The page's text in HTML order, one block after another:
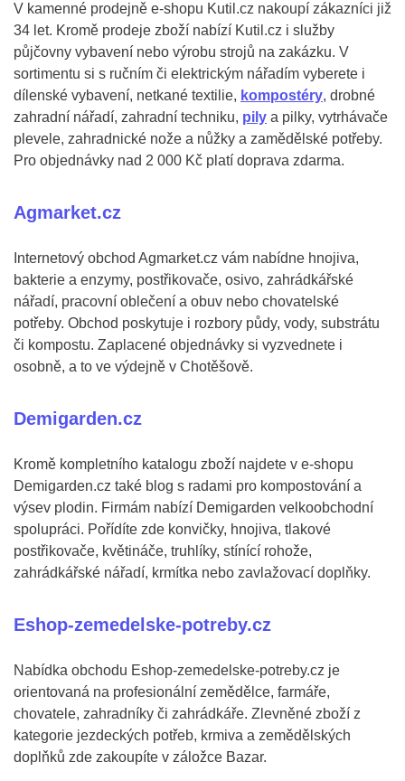
V kamenné prodejně e-shopu Kutil.cz nakoupí zákazníci již
34 let. Kromě prodeje zboží nabízí Kutil.cz i služby
půjčovny vybavení nebo výrobu strojů na zakázku. V
sortimentu si s ručním či elektrickým nářadím vyberete i
dílenské vybavení, netkané textilie, kompostéry, drobné
zahradní nářadí, zahradní techniku, pily a pilky, vytrhávače
plevele, zahradnické nože a nůžky a zamědělské potřeby.
Pro objednávky nad 2 000 Kč platí doprava zdarma.
Agmarket.cz
Internetový obchod Agmarket.cz vám nabídne hnojiva,
bakterie a enzymy, postřikovače, osivo, zahrádkářské
nářadí, pracovní oblečení a obuv nebo chovatelské
potřeby. Obchod poskytuje i rozbory půdy, vody, substrátu
či kompostu. Zaplacené objednávky si vyzvednete i
osobně, a to ve výdejně v Chotěšově.
Demigarden.cz
Kromě kompletního katalogu zboží najdete v e-shopu
Demigarden.cz také blog s radami pro kompostování a
výsev plodin. Firmám nabízí Demigarden velkoobchodní
spolupráci. Pořídíte zde konvičky, hnojiva, tlakové
postřikovače, květináče, truhlíky, stínící rohože,
zahrádkářské nářadí, krmítka nebo zavlažovací doplňky.
Eshop-zemedelske-potreby.cz
Nabídka obchodu Eshop-zemedelske-potreby.cz je
orientovaná na profesionální zemědělce, farmáře,
chovatele, zahradníky či zahrádkáře. Zlevněné zboží z
kategorie jezdeckých potřeb, krmiva a zemědělských
doplňků zde zakoupíte v záložce Bazar.